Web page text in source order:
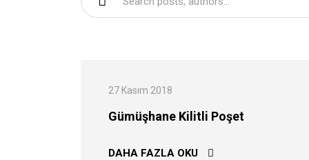
27 Kasım 2018
Gümüşhane Kilitli Poşet
DAHA FAZLA OKU GÜMÜŞHANE KILITLI